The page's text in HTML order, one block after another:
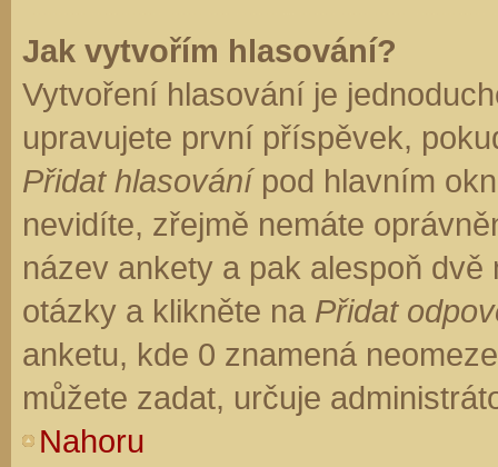
Jak vytvořím hlasování?
Vytvoření hlasování je
upravujete první příspěvek,
Přidat hlasovánípod hlavním
nevidíte, zřejmě nemáte
název ankety a pak alespoň
otázky a klikněte na Přidat
anketu, kde 0 znamená
můžete zadat, určuje
Nahoru